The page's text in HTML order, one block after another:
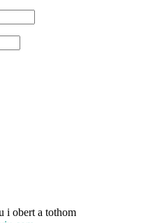
i obert a tothom